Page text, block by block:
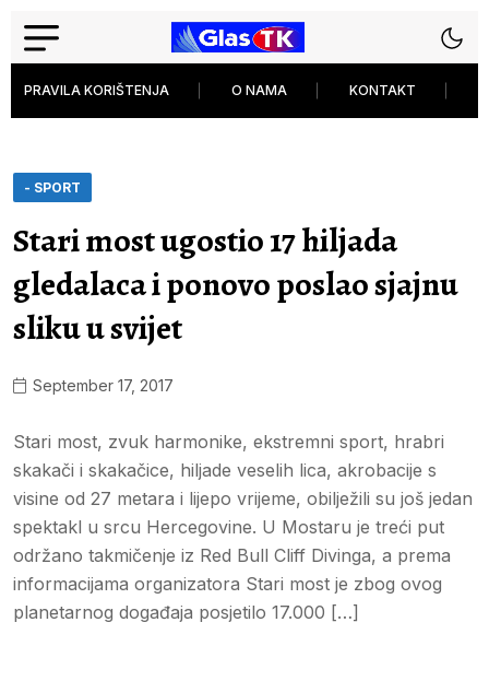
PRAVILA KORIŠTENJA O NAMA KONTAKT
- SPORT
Stari most ugostio 17 hiljada
gledalaca i ponovo poslao sjajnu
sliku u svijet
September 17, 2017
Stari most, zvuk harmonike, ekstremni sport, hrabri
skakači i skakačice, hiljade veselih lica, akrobacije s
visine od 27 metara i lijepo vrijeme, obilježili su još jedan
spektakl u srcu Hercegovine. U Mostaru je treći put
održano takmičenje iz Red Bull Cliff Divinga, a prema
informacijama organizatora Stari most je zbog ovog
planetarnog događaja posjetilo 17.000 […]